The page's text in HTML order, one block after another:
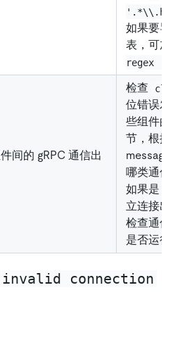
如果要
表，可
regex
间的 gRPC 通信出
检查
位错误
些组件
节，根
哪类通
如果是
立连接
检查通
是否运
invalid connection